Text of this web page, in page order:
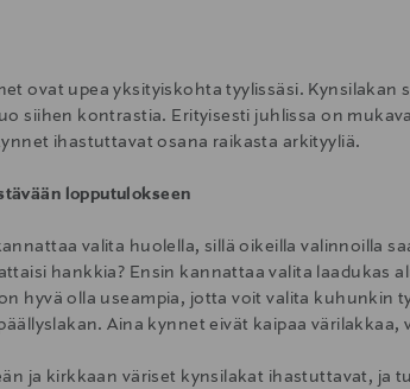
ovat upea yksityiskohta tyylissäsi.
siihen kontrastia. Erityisesti juhlissa on
ihastuttavat osana raikasta arkityyliä.
lopputulokseen
valita huolella, sillä oikeilla valinnoilla
hankkia? Ensin kannattaa valita laadukas
hyvä olla useampia, jotta voit valita kuhunkin
Aina kynnet eivät kaipaa
ja kirkkaan väriset kynsilakat ihastuttavat, ja